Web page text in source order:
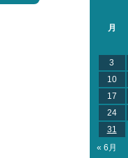
月
3
10
17
24
31
« 6月